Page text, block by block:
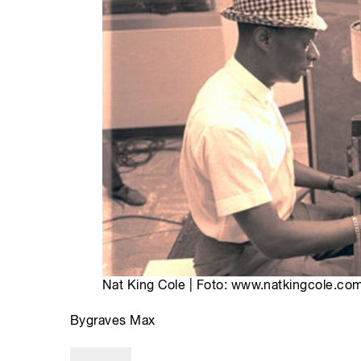
Nat King Cole | Foto:
Bygraves Max